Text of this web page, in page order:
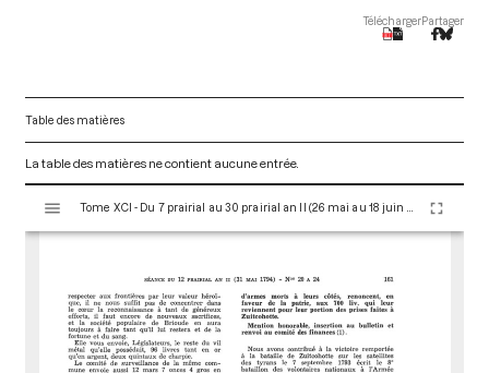
TéléchargerPartager
Table des matières
La table des matières ne contient aucune entrée.
s